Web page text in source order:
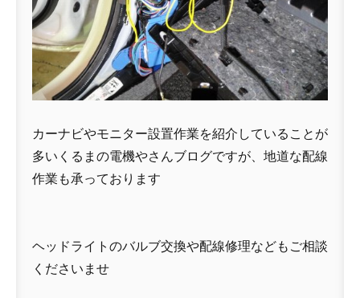
カーナビやモニター設置作業を紹介していることが
多いくるまの電機やさんブログですが、地道な配線
作業も承っております
ヘッドライトのバルブ交換や配線修理などもご相談
くださいませ